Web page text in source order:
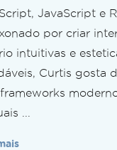
JavaScript e
por criar
intuitivas e
Curtis gosta
...